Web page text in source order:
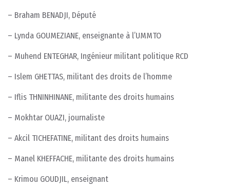
– Braham BENADJI, Député
– Lynda GOUMEZIANE, enseignante à l’UMMTO
– Muhend ENTEGHAR, Ingénieur militant politique RCD
– Islem GHETTAS, militant des droits de l’homme
– Iflis THNINHINANE, militante des droits humains
– Mokhtar OUAZI, journaliste
– Akcil TICHEFATINE, militant des droits humains
– Manel KHEFFACHE, militante des droits humains
– Krimou GOUDJIL, enseignant